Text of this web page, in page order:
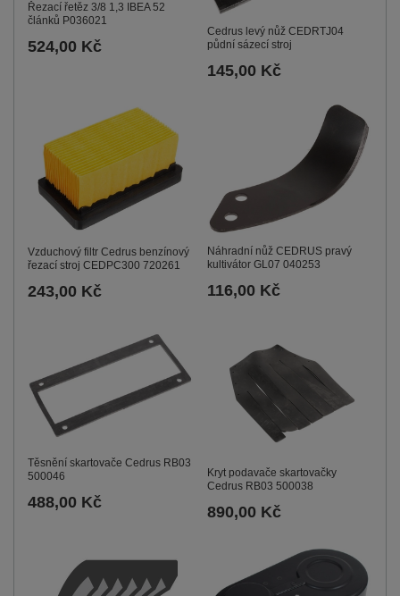
Řezací řetěz 3/8 1,3 IBEA 52
článků P036021
524,00 Kč
Cedrus levý nůž CEDRTJ04
půdní sázecí stroj
145,00 Kč
Vzduchový filtr Cedrus benzínový
řezací stroj CEDPC300 720261
243,00 Kč
Náhradní nůž CEDRUS pravý
kultivátor GL07 040253
116,00 Kč
Těsnění skartovače Cedrus RB03
500046
488,00 Kč
Kryt podavače skartovačky
Cedrus RB03 500038
890,00 Kč